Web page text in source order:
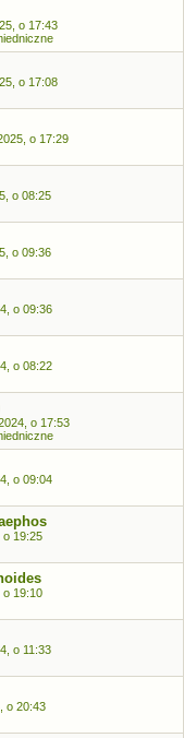
o 17:43
o 17:08
o 17:29
o 08:25
o 09:36
o 09:36
o 08:22
o 17:53
o 09:04
o 19:25
o 19:10
o 11:33
o 20:43